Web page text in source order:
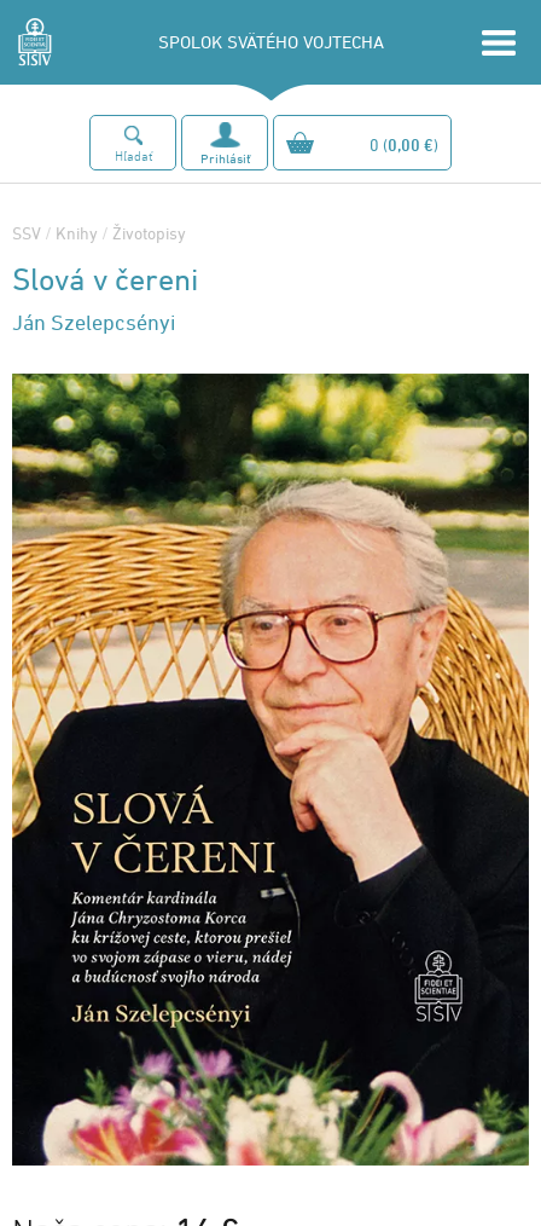
SPOLOK SVÄTÉHO VOJTECHA
Hľadať Prihlásiť
0 (0,00 €)
SSV / Knihy / Životopisy
Slová v čereni
Ján Szelepcsényi